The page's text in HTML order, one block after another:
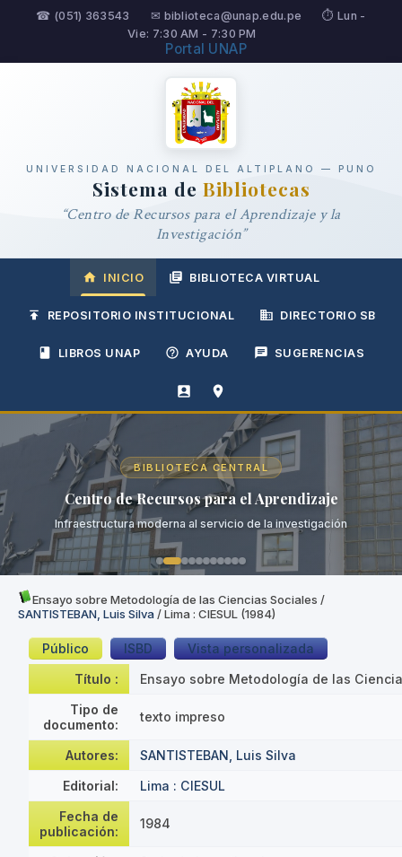
☎ (051) 363543 ✉ biblioteca@unap.edu.pe
⏱ Lun -
Vie: 7:30 AM - 7:30 PM
Portal UNAP
UNIVERSIDAD NACIONAL DEL ALTIPLANO — PUNO
Sistema de Bibliotecas
“Centro de Recursos para el Aprendizaje y la
Investigación”
INICIO BIBLIOTECA VIRTUAL
REPOSITORIO INSTITUCIONAL DIRECTORIO SB
LIBROS UNAP AYUDA SUGERENCIAS
BIBLIOTECA CENTRAL
Centro de Recursos para el Aprendizaje
Infraestructura moderna al servicio de la investigación
Ensayo sobre Metodología de las Ciencias Sociales /
SANTISTEBAN, Luis Silva / Lima : CIESUL (1984)
Público ISBD
Vista personalizada
Título :
Ensayo sobre Metodología de las
Tipo de
documento:
texto impreso
Autores:
SANTISTEBAN, Luis Silva
Editorial:
Lima : CIESUL
Fecha de
publicación:
1984